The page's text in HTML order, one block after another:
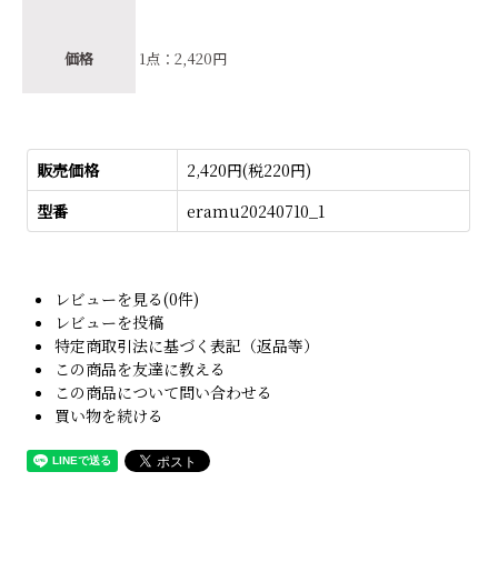
価格 1点：2,420円
販売価格
2,420円(税220円)
型番
eramu20240710_1
レビューを見る(0件)
レビューを投稿
特定商取引法に基づく表記（返品等）
この商品を友達に教える
この商品について問い合わせる
買い物を続ける